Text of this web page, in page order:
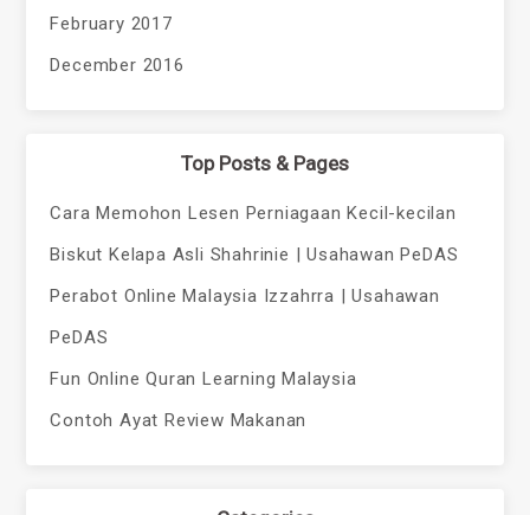
February 2017
December 2016
Top Posts & Pages
Cara Memohon Lesen Perniagaan Kecil-kecilan
Biskut Kelapa Asli Shahrinie | Usahawan PeDAS
Perabot Online Malaysia Izzahrra | Usahawan
PeDAS
Fun Online Quran Learning Malaysia
Contoh Ayat Review Makanan